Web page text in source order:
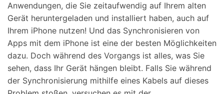
Anwendungen, die Sie zeitaufwendig auf Ihrem alten
Gerät heruntergeladen und installiert haben, auch auf
Ihrem iPhone nutzen! Und das Synchronisieren von
Apps mit dem iPhone ist eine der besten Möglichkeiten
dazu. Doch während des Vorgangs ist alles, was Sie
sehen, dass Ihr Gerät hängen bleibt. Falls Sie während
der Synchronisierung mithilfe eines Kabels auf dieses